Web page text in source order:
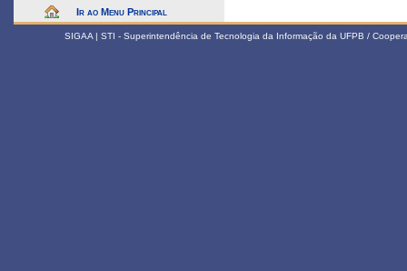
Ir ao Menu Principal
SIGAA | STI - Superintendência de Tecnologia da Informação da UFPB /